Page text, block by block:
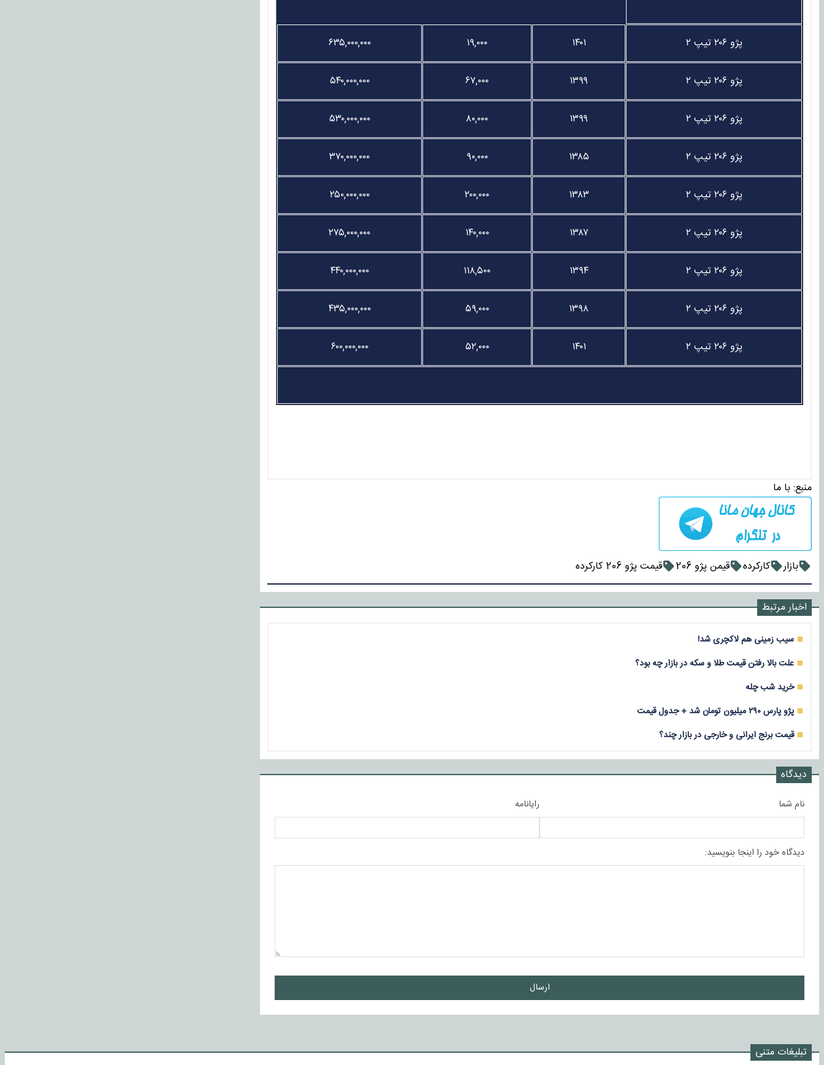
پژو ۲۰۶ تیپ ۲ ۱۴۰۱ ۱۹,۰۰۰ ۶۳۵,۰۰۰,۰۰۰
پژو ۲۰۶ تیپ ۲ ۱۳۹۹ ۶۷,۰۰۰ ۵۴۰,۰۰۰,۰۰۰
پژو ۲۰۶ تیپ ۲ ۱۳۹۹ ۸۰,۰۰۰ ۵۳۰,۰۰۰,۰۰۰
پژو ۲۰۶ تیپ ۲ ۱۳۸۵ ۹۰,۰۰۰ ۳۷۰,۰۰۰,۰۰۰
پژو ۲۰۶ تیپ ۲ ۱۳۸۳ ۲۰۰,۰۰۰ ۲۵۰,۰۰۰,۰۰۰
پژو ۲۰۶ تیپ ۲ ۱۳۸۷ ۱۴۰,۰۰۰ ۲۷۵,۰۰۰,۰۰۰
پژو ۲۰۶ تیپ ۲ ۱۳۹۴ ۱۱۸,۵۰۰ ۴۴۰,۰۰۰,۰۰۰
پژو ۲۰۶ تیپ ۲ ۱۳۹۸ ۵۹,۰۰۰ ۴۳۵,۰۰۰,۰۰۰
پژو ۲۰۶ تیپ ۲ ۱۴۰۱ ۵۲,۰۰۰ ۶۰۰,۰۰۰,۰۰۰
منبع:با ما
بازار کارکرده قیمن پژو 206 قیمت پژو 206 کارکرده
اخبار مرتبط
سیب زمینی هم لاکچری شد!
علت بالا رفتن قیمت طلا و سکه در بازار چه بود؟
خرید شب چله
پژو پارس ۲۹۰ میلیون تومان شد + جدول قیمت
قیمت برنج ایرانی و خارجی در بازار چند؟
دیدگاه
نام شما رایانامه
دیدگاه خود را اینجا بنویسید:
ارسال
تبلیغات متنی